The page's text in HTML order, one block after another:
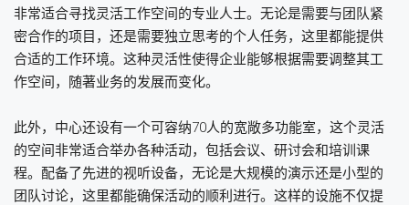
非常适合寻找灵活工作空间的专业人士。无论是需要与团队紧
密合作的项目，还是需要独立思考的个人任务，这里都能提供
合适的工作环境。这种灵活性使得企业能够根据需要调整其工
作空间，随著业务的发展而变化。
此外，中心还设有一个可容纳70人的宽敞多功能室，这个灵活
的空间非常适合举办各种活动，包括会议、研讨会和培训课
程。配备了先进的视听设备，无论是大规模的演示还是小型的
团队讨论，这里都能确保活动的顺利进行。这样的设施不仅提